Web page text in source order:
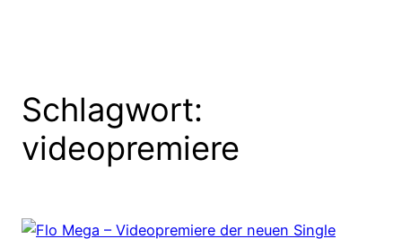
Schlagwort:
videopremiere